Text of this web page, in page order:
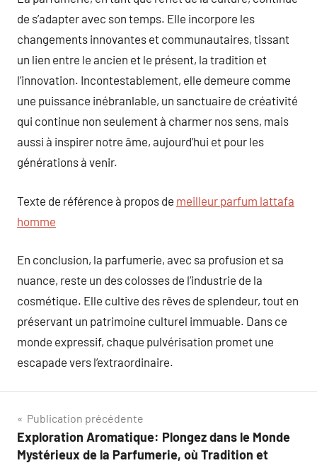
de s’adapter avec son temps. Elle incorpore les
changements innovantes et communautaires, tissant
un lien entre le ancien et le présent, la tradition et
l’innovation. Incontestablement, elle demeure comme
une puissance inébranlable, un sanctuaire de créativité
qui continue non seulement à charmer nos sens, mais
aussi à inspirer notre âme, aujourd’hui et pour les
générations à venir.
Texte de référence à propos de meilleur parfum lattafa
homme
En conclusion, la parfumerie, avec sa profusion et sa
nuance, reste un des colosses de l’industrie de la
cosmétique. Elle cultive des rêves de splendeur, tout en
préservant un patrimoine culturel immuable. Dans ce
monde expressif, chaque pulvérisation promet une
escapade vers l’extraordinaire.
Navigation
de
Publication précédente
Exploration Aromatique: Plongez dans le Monde
Mystérieux de la Parfumerie, où Tradition et